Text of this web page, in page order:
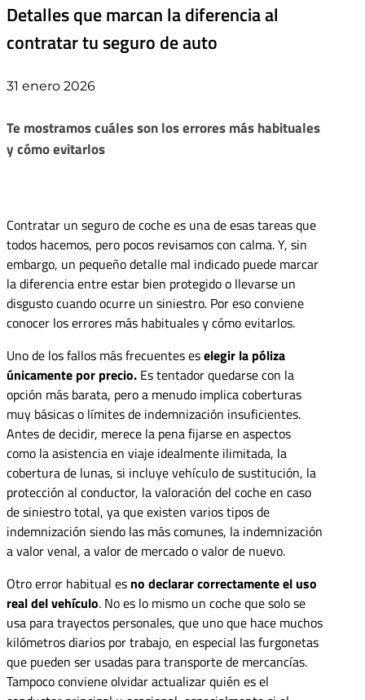
Detalles que marcan la diferencia al
contratar tu seguro de auto
31 enero 2026
Te mostramos cuáles son los errores más habituales
y cómo evitarlos
Contratar un seguro de coche es una de esas tareas que
todos hacemos, pero pocos revisamos con calma. Y, sin
embargo, un pequeño detalle mal indicado puede marcar
la diferencia entre estar bien protegido o llevarse un
disgusto cuando ocurre un siniestro. Por eso conviene
conocer los errores más habituales y cómo evitarlos.
Uno de los fallos más frecuentes eselegir la póliza
únicamente por precio. Es tentador quedarse con la
opción más barata, pero a menudo implica coberturas
muy básicas o límites de indemnización insuficientes.
Antes de decidir, merece la pena fijarse en aspectos
como la asistencia en viaje idealmente ilimitada, la
cobertura de lunas, si incluye vehículo de sustitución, la
protección al conductor, la valoración del coche en caso
de siniestro total, ya que existen varios tipos de
indemnización siendo las más comunes, la indemnización
a valor venal, a valor de mercado o valor de nuevo.
Otro error habitual es no declarar correctamente el uso
real del vehículo. No es lo mismo un coche que solo se
usa para trayectos personales, que uno que hace muchos
kilómetros diarios por trabajo, en especial las furgonetas
que pueden ser usadas para transporte de mercancías.
Tampoco conviene olvidar actualizar quién es el